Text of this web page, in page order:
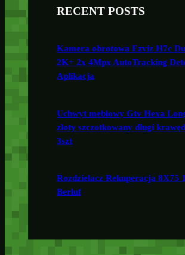
RECENT POSTS
Kamera obrotowa Ezviz H7c
2K+ 2x 4Mpx AutoTracking
Aplikacja
Uchwyt meblowy Gtv Hexa
złoty szczotkowany długi
3szt
Rozdzielacz Rekuperacja 8X75
Berluf